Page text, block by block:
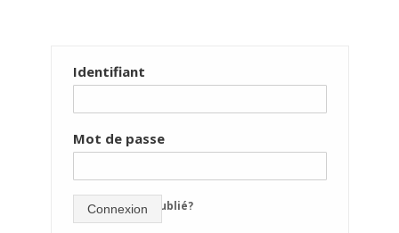
Identifiant
Mot de passe
mot de passe oublié?
Connexion